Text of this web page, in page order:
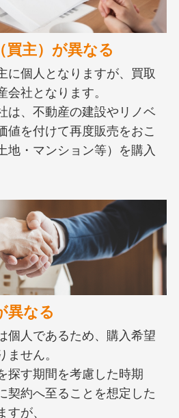
主）が異なる
に個人となりますが、買取
社となります。
は、不動産の建設やリノベ
値を付けて再度販売をおこ
地・マンション等）を購入
異なる
個人であるため、購入希望
ません。
探す期間を考慮した時期
契約へ至ることを想定した
が、